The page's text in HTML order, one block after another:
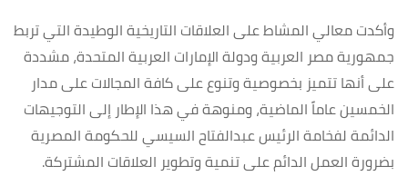
وأكدت معالي المشاط على العلاقات التاريخية الوطيدة التي تربط
جمهورية مصر العربية ودولة الإمارات العربية المتحدة، مشددة
على أنها تتميز بخصوصية وتنوع على كافة المجالات على مدار
الخمسين عاماً الماضية، ومنوهة في هذا الإطار إلى التوجيهات
الدائمة لفخامة الرئيس عبدالفتاح السيسي للحكومة المصرية
بضرورة العمل الدائم على تنمية وتطوير العلاقات المشتركة.